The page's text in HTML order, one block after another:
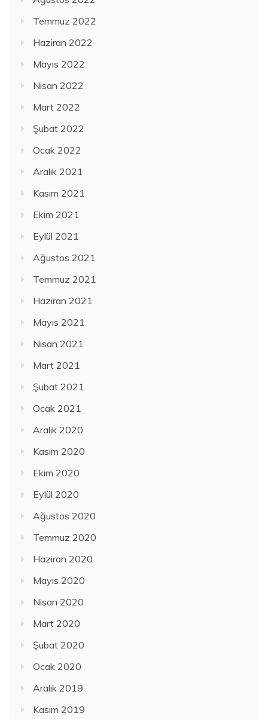
Temmuz 2022
Haziran 2022
Mayıs 2022
Nisan 2022
Mart 2022
Şubat 2022
Ocak 2022
Aralık 2021
Kasım 2021
Ekim 2021
Eylül 2021
Ağustos 2021
Temmuz 2021
Haziran 2021
Mayıs 2021
Nisan 2021
Mart 2021
Şubat 2021
Ocak 2021
Aralık 2020
Kasım 2020
Ekim 2020
Eylül 2020
Ağustos 2020
Temmuz 2020
Haziran 2020
Mayıs 2020
Nisan 2020
Mart 2020
Şubat 2020
Ocak 2020
Aralık 2019
Kasım 2019